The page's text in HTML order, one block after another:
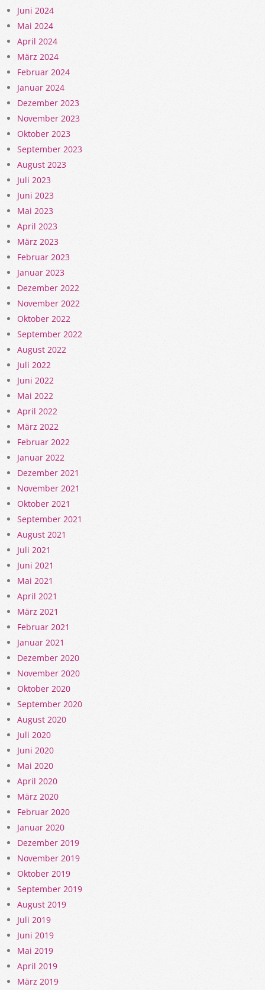
Juni 2024
Mai 2024
April 2024
März 2024
Februar 2024
Januar 2024
Dezember 2023
November 2023
Oktober 2023
September 2023
August 2023
Juli 2023
Juni 2023
Mai 2023
April 2023
März 2023
Februar 2023
Januar 2023
Dezember 2022
November 2022
Oktober 2022
September 2022
August 2022
Juli 2022
Juni 2022
Mai 2022
April 2022
März 2022
Februar 2022
Januar 2022
Dezember 2021
November 2021
Oktober 2021
September 2021
August 2021
Juli 2021
Juni 2021
Mai 2021
April 2021
März 2021
Februar 2021
Januar 2021
Dezember 2020
November 2020
Oktober 2020
September 2020
August 2020
Juli 2020
Juni 2020
Mai 2020
April 2020
März 2020
Februar 2020
Januar 2020
Dezember 2019
November 2019
Oktober 2019
September 2019
August 2019
Juli 2019
Juni 2019
Mai 2019
April 2019
März 2019